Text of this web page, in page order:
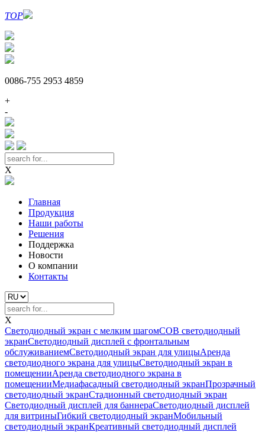
TOP
0086-755 2953 4859
+
-
X
Главная
Продукция
Наши работы
Решения
Поддержка
Новости
О компании
Контакты
X
Светодиодный экран с мелким шагомCOB светодиодный
экранСветодиодный дисплей с фронтальным
обслуживаниемСветодиодный экран для улицыАренда
светодиодного экрана для улицыСветодиодный экран в
помещенииАренда светодиодного экрана в
помещенииМедиафасадный светодиодный экранПрозрачный
светодиодный экранСтадионный светодиодный экран
Светодиодный дисплей для баннераСветодиодный дисплей
для витриныГибкий светодиодный экранМобильный
светодиодный экранКреативный светодиодный дисплей